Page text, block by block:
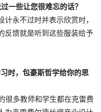
一些让您很难忘的话？
永不过时并表示欣赏时，
反馈就是听到这些服装给予
时，包豪斯哲学给你的思
很多教师和学生都在克雷费